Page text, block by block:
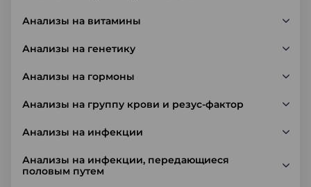
Анализы на витамины
Анализы на генетику
Анализы на гормоны
Анализы на группу крови и резус-фактор
Анализы на инфекции
Анализы на инфекции, передающиеся
половым путем